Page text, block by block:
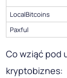
LocalBitcoins
Paxful
Co wziąć pod
kryptobiznes: